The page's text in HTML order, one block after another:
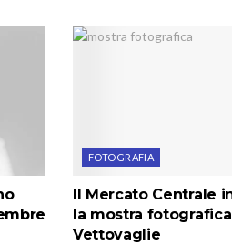
FOTOGRAFIA
Il Mercato Centrale
la mostra
Vettovaglie